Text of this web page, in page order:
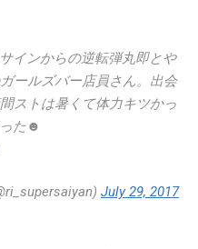
インからの逆転弾丸即とや
ールズバー店員さん。出会
ストは暑くて体力キツかっ
た☻
July 29, 2017